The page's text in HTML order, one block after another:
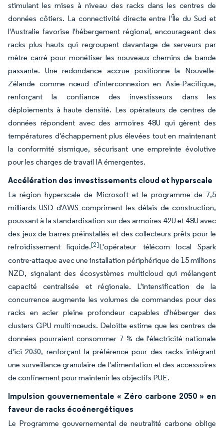
stimulant les mises à niveau des racks dans les centres de
données côtiers. La connectivité directe entre l'Île du Sud et
l'Australie favorise l'hébergement régional, encourageant des
racks plus hauts qui regroupent davantage de serveurs par
mètre carré pour monétiser les nouveaux chemins de bande
passante. Une redondance accrue positionne la Nouvelle-
Zélande comme nœud d'interconnexion en Asie-Pacifique,
renforçant la confiance des investisseurs dans les
déploiements à haute densité. Les opérateurs de centres de
données répondent avec des armoires 48U qui gèrent des
températures d'échappement plus élevées tout en maintenant
la conformité sismique, sécurisant une empreinte évolutive
pour les charges de travail IA émergentes.
Accélération des investissements cloud et hyperscale
La région hyperscale de Microsoft et le programme de 7,5
milliards USD d'AWS compriment les délais de construction,
poussant à la standardisation sur des armoires 42U et 48U avec
des jeux de barres préinstallés et des collecteurs prêts pour le
refroidissement liquide.[2]L'opérateur télécom local Spark
contre-attaque avec une installation périphérique de 15 millions
NZD, signalant des écosystèmes multicloud qui mélangent
capacité centralisée et régionale. L'intensification de la
concurrence augmente les volumes de commandes pour des
racks en acier pleine profondeur capables d'héberger des
clusters GPU multi-nœuds. Deloitte estime que les centres de
données pourraient consommer 7 % de l'électricité nationale
d'ici 2030, renforçant la préférence pour des racks intégrant
une surveillance granulaire de l'alimentation et des accessoires
de confinement pour maintenir les objectifs PUE.
Impulsion gouvernementale « Zéro carbone 2050 » en
faveur de racks écoénergétiques
Le Programme gouvernemental de neutralité carbone oblige